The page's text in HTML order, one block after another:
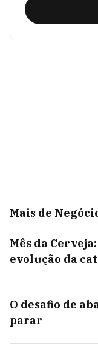
Mais de
Mês da
evolução da
O desafio de
parar